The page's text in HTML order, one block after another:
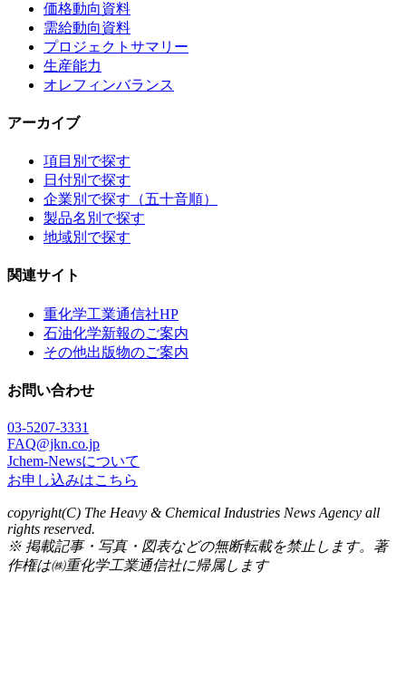
価格動向資料
需給動向資料
プロジェクトサマリー
生産能力
オレフィンバランス
アーカイブ
項目別で探す
日付別で探す
企業別で探す（五十音順）
製品名別で探す
地域別で探す
関連サイト
重化学工業通信社HP
石油化学新報のご案内
その他出版物のご案内
お問い合わせ
03-5207-3331
FAQ@jkn.co.jp
Jchem-Newsについて
お申し込みはこちら
copyright(C) The Heavy & Chemical Industries News Agency all
rights reserved.
※ 掲載記事・写真・図表などの無断転載を禁止します。著
作権は㈱重化学工業通信社に帰属します